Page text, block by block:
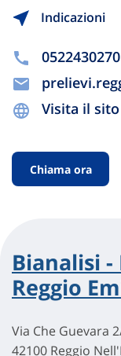
Indicazioni
0522430270
Visita il sito
Chiama ora
Bianalisi
Reggio
Via Che Guevara
42100 Reggio